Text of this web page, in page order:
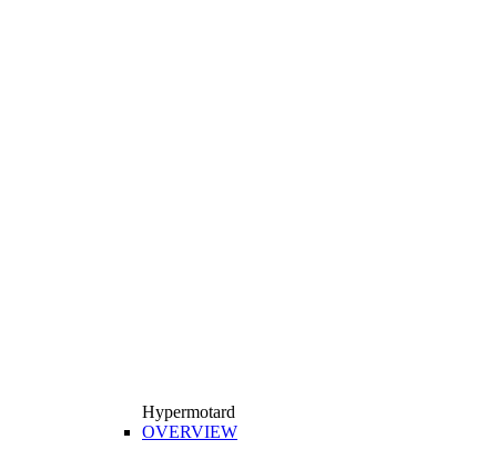
Hypermotard
OVERVIEW